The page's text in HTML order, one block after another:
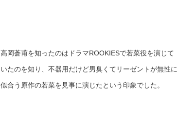
高岡蒼甫を知ったのはドラマROOKIESで若菜役を演じて
いたのを知り、不器用だけど男臭くてリーゼントが無性に
似合う原作の若菜を見事に演じたという印象でした。